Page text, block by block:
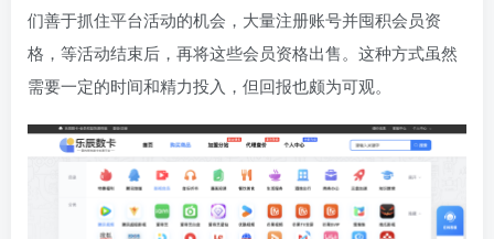
们善于抓住平台活动的机会，大量注册账号并囤积会员资
格，等活动结束后，再将这些会员资格出售。这种方式虽然
需要一定的时间和精力投入，但回报也颇为可观。